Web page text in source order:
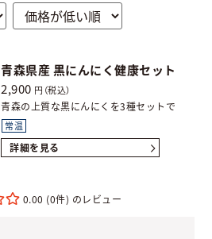
青森県産 黒にんにく健康セット
2,900 円（税込）
青森の上質な黒にんにくを3種セットで
常温
詳細を見る
0.00 (0件)